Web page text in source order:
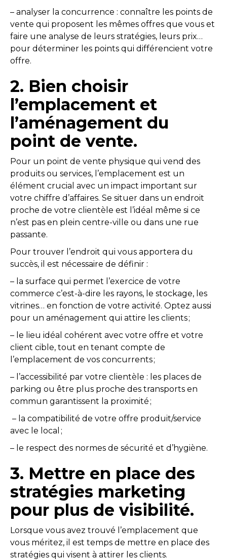
– analyser la concurrence : connaître les points de
vente qui proposent les mêmes offres que vous et
faire une analyse de leurs stratégies, leurs prix…
pour déterminer les points qui différencient votre
offre.
2. Bien choisir
l’emplacement et
l’aménagement du
point de vente.
Pour un point de vente physique qui vend des
produits ou services, l’emplacement est un
élément crucial avec un impact important sur
votre chiffre d’affaires. Se situer dans un endroit
proche de votre clientèle est l’idéal même si ce
n’est pas en plein centre-ville ou dans une rue
passante.
Pour trouver l’endroit qui vous apportera du
succès, il est nécessaire de définir :
– la surface qui permet l’exercice de votre
commerce c’est-à-dire les rayons, le stockage, les
vitrines… en fonction de votre activité. Optez aussi
pour un aménagement qui attire les clients ;
– le lieu idéal cohérent avec votre offre et votre
client cible, tout en tenant compte de
l’emplacement de vos concurrents ;
– l’accessibilité par votre clientèle : les places de
parking ou être plus proche des transports en
commun garantissent la proximité ;
– la compatibilité de votre offre produit/service
avec le local ;
– le respect des normes de sécurité et d’hygiène.
3. Mettre en place des
stratégies marketing
pour plus de visibilité.
Lorsque vous avez trouvé l’emplacement que
vous méritez, il est temps de mettre en place des
stratégies qui visent à attirer les clients.